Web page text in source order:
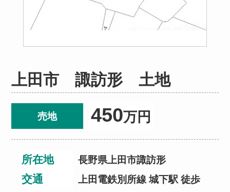
上田市 諏訪形 土地
売地 450万円
所在地 長野県上田市諏訪形
交通
上田電鉄別所線 城下駅 徒歩